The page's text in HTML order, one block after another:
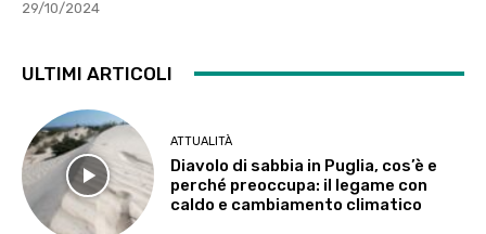
29/10/2024
ULTIMI ARTICOLI
ATTUALITÀ
Diavolo di sabbia in Puglia, cos’è e
perché preoccupa: il legame con
caldo e cambiamento climatico